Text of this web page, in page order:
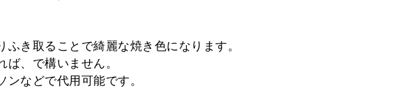
き取ることで綺麗な焼き色になります。
、で構いません。
などで代用可能です。